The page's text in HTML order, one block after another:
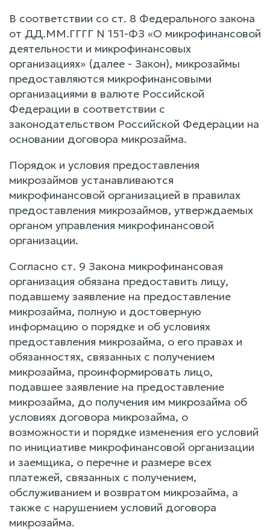
В соответствии со ст. 8 Федерального закона
от ДД.ММ.ГГГГ N 151-ФЗ «О микрофинансовой
деятельности и микрофинансовых
организациях» (далее - Закон), микрозаймы
предоставляются микрофинансовыми
организациями в валюте Российской
Федерации в соответствии с
законодательством Российской Федерации на
основании договора микрозайма.
Порядок и условия предоставления
микрозаймов устанавливаются
микрофинансовой организацией в правилах
предоставления микрозаймов, утверждаемых
органом управления микрофинансовой
организации.
Согласно ст. 9 Закона микрофинансовая
организация обязана предоставить лицу,
подавшему заявление на предоставление
микрозайма, полную и достоверную
информацию о порядке и об условиях
предоставления микрозайма, о его правах и
обязанностях, связанных с получением
микрозайма, проинформировать лицо,
подавшее заявление на предоставление
микрозайма, до получения им микрозайма об
условиях договора микрозайма, о
возможности и порядке изменения его условий
по инициативе микрофинансовой организации
и заемщика, о перечне и размере всех
платежей, связанных с получением,
обслуживанием и возвратом микрозайма, а
также с нарушением условий договора
микрозайма.